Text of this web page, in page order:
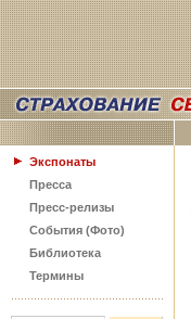
Экспонаты
Пресса
Пресс-релизы
События (Фото)
Библиотека
Термины